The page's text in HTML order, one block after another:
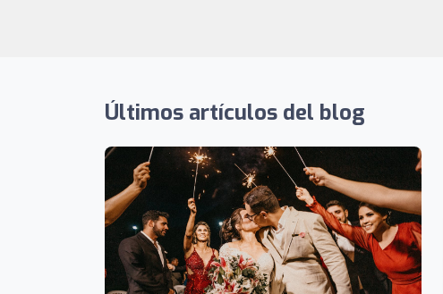
Últimos artículos del blog